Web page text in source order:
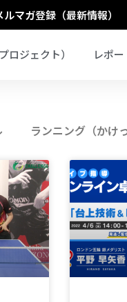
ルマガ登録（最新情報）
ロジェクト） レポー
ランニング（かけっ